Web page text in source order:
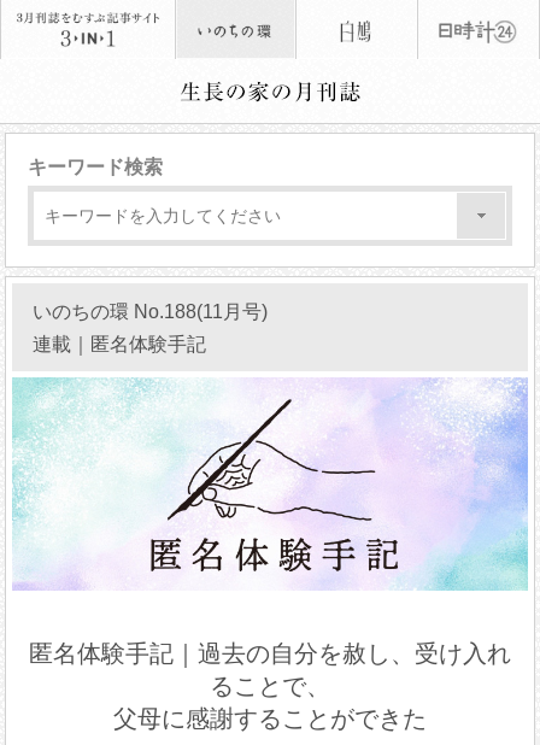
キーワード検索
いのちの環 No.188(11月号)
連載｜匿名体験手記
匿名体験手記｜過去の自分を赦し、受け入れ
ることで、
父母に感謝することができた